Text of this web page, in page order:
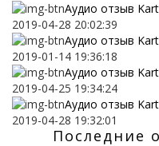
Аудио отзыв
2019-04-28 20:02:39
Аудио отзыв
2019-01-14 19:36:18
Аудио отзыв
2019-04-25 19:34:24
Аудио отзыв
2019-04-28 19:32:01
Последние